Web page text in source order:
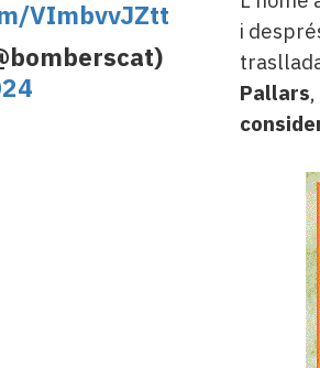
VImbvvJZtt
i
Pallars